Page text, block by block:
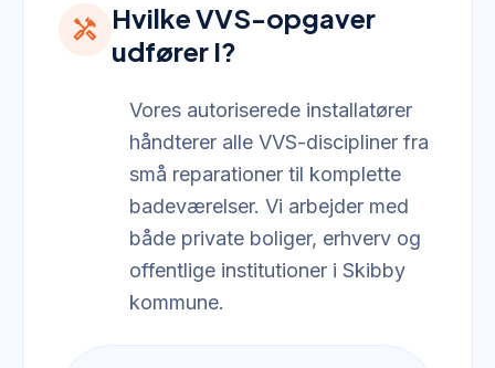
handyman Hvilke VVS-opgaver
udfører I?
Vores autoriserede installatører
håndterer alle VVS-discipliner fra
små reparationer til komplette
badeværelser. Vi arbejder med
både private boliger, erhverv og
offentlige institutioner i Skibby
kommune.